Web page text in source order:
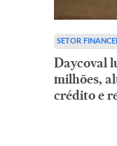
SETOR
Daycoval
milhões,
crédito e